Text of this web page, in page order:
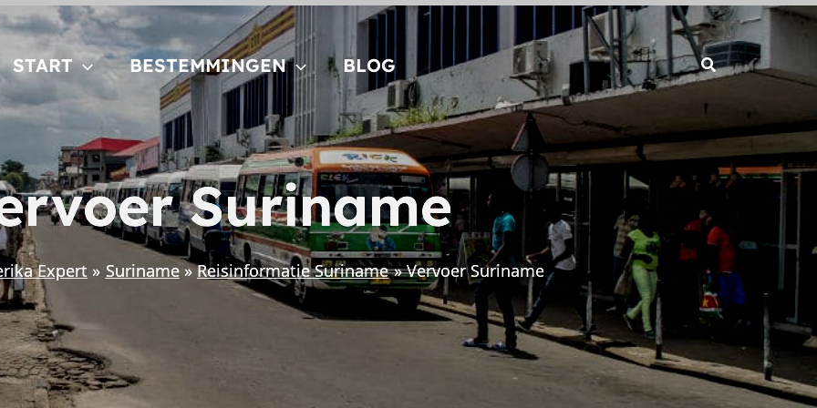
START BESTEMMINGEN BLOG
Suriname
Expert Suriname Reisinformatie Suriname Vervoer Suriname